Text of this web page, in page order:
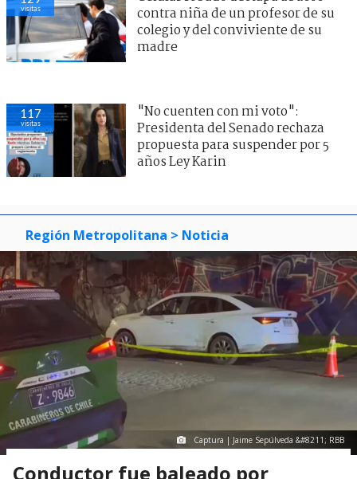
visitas
contra niña de un profesor de su
colegio y del conviviente de su
madre
117
visitas
"No cuenten con mi voto":
Presidenta del Senado rechaza
propuesta para suspender por 5
años Ley Karin
Región Metropolitana > Noticia
Captura | Jaime Sepúlveda &#8211; RBB
Conductor fue baleado por